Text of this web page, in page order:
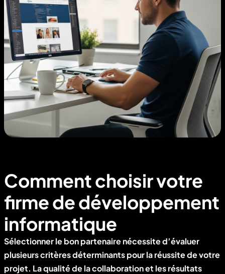
Comment choisir votre
firme de développement
informatique
Sélectionner le bon partenaire nécessite d’évaluer
plusieurs critères déterminants pour la réussite de votre
projet. La qualité de la collaboration et les résultats